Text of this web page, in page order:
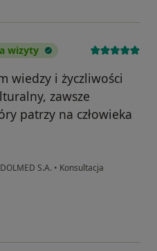
wizyty
wiedzy i życzliwości
zawsze
patrzy na człowieka
S.A. • Konsultacja